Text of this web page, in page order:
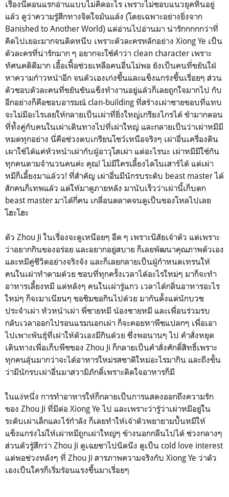
เรื่องนี้ตอนแรกอ่านแบบไม่คิดอะไร เพราะไม่ชอบแนวยุคหินอยู่
แล้ว ดูว่าความรู้สึกทางจิตใจมันแล้ง (โดยเฉพาะอย่างยิ่งจาก
Banished to Another World) แต่อ่านไปอ่านมา น่ารักกกกกว่าที่
คิดไปเยอะมากจนติดหนึบ เพราะตัวละครหลักอย่าง Xiong Ye เป็น
ตัวละครที่น่ารักมาก ๆ อยากจะใช้คำว่า clean character เพราะ
ทัศนคติดีมาก เอื้อเฟื้อช่วยเหลือคนอื่นไม่พอ ยังเป็นคนที่ขยันใฝ่
หาความก้าวหน้าอีก จนตัวเองเก่งขึ้นและแข็งแกร่งขึ้นเรื่อยๆ ส่วน
ตัวชอบตัวละคนที่ขยันขันแข็งทำงานอยู่แล้วก็เลยถูกใจมากไป กับ
อีกอย่างก็คือชอบอารมณ์ clan-building ที่สร้างเผ่าชายขอบที่แทบ
จะไม่มีอะไรเลยให้กลายเป็นเผ่าที่ยิ่งใหญ่เกรียงไกรได้ ขำมากตอน
ที่ทั้งคู่กับคนในเผ่าเดินทางไปที่เผ่าใหญ่ และกลายเป็นว่าเผ่าหมีมี
หมดทุกอย่าง นี่คือช่วงตบเกรียนโชว์เหนือจริงๆ เผ่าอื่นเครื่องดิน
เผาใช้ได้แค่หัวหน้าเผ่ากับผู้อาวุโสเผ่า แต่อะไรนะ เผ่าหมีมีใช้กัน
ทุกคนตามจำนวนคนค่ะ คุณ! ไม่มีใครเลี้ยงไดโนเสาร์ได้ แต่เผ่า
หมีก็เลี้ยงมาแล้วว! ที่สำคัญ เผ่าอื่นมีนักรบระดับ beast master ได้
สักคนก็เทพแล้ว แต่ให้มาดูภายหลัง มานับเร็วว่าเผ่านี้เก็บตก
beast master มาได้กี่คน เกลื่อนตลาดจนดูเป็นของโหลไปเลย
โฮะโฮะ
ตัว Zhou Ji ในเรื่องจะดูเหนือยๆ อืด ๆ เพราะนิสัยเจ้าตัว แต่เพราะ
ว่าอยากกินของอร่อย และอยากอยู่สบาย ก็เลยพัฒนาคุณภาพตัวเอง
และหมีคู่ชีวิตอย่างจริงจัง และก็เลยกลายเป็นผู้กำหนดเทรนให้
คนในเผ่าทำตามด้วย ชอบที่ทุกครั้งเวลาได้อะไรใหม่ๆ มาก็จะทำ
อาหารเลี้ยงหมี แต่หลังๆ คนในเผ่ารู้แกว เวลาได้กลิ่นอาหารอะไร
ใหม่ๆ ก็จะมาเนียนๆ ขอชิมขอกินไปด้วย มากันตั้งแต่นักบวช
ประจำเผ่า หัวหน้าเผ่า พี่ชายหมี น้องชายหมี และเพื่อนร่วมรบ
กลับเวลาออกไปรอนแรมนอกเผ่า ก็จะคอยหาพืชแปลกๆ เพื่อเอา
ไปเพาะพันธุ์ที่เผ่าให้ตัวเองมีกินด้วย ซึ่งพอนานๆ ไป คำสั่งหยุด
เดินทางเพื่อเก็บพืชของ Zhou Ji ก็กลายเป็นคำสั่งศักดิ์สิทธิ์เพราะ
ทุกคนลุ้นมากว่าจะได้อาหารใหม่รสชาติใหม่อะไรมากิน และถึงขั้น
ว่ามีนักรบเผ่าอื่นมาสวามิภักดิ์เพราะติดใจอาหารก็มี
ในแง่หนึ่ง การทำอาหารให้ก็กลายเป็นการแสดงออกถึงความรัก
ของ Zhou Ji ที่มีต่อ Xiong Ye ไป และเพราะว่ารู้ว่าเผ่าหมีอยู่ใน
ระดับเผ่าเล็กและไร้กำลัง ก็เลยทำให้เจ้าตัวพยายามปั้นหมีให้
แข็งแกร่งไม่ให้เผ่าหมีถูกเผ่าใหญ่ๆ ข้างนอกกลืนไปได้ ช่วงกลางๆ
ส่วนตัวรู้สึกว่า Zhou Ji ดูเฉยชาไปนิดนึง ดูเป็น cold love interest
แต่พอช่วงหลังๆ ที่ Zhou Ji สารภาพความจริงกับ Xiong Ye ว่าตัว
เองเป็นใครก็เริ่มร้อนแรงขึ้นมาเรื่อยๆ